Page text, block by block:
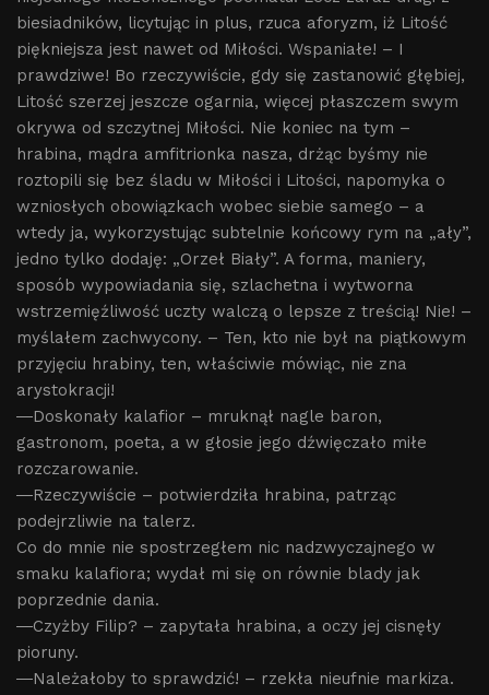
biesiadników, licytując in plus, rzuca aforyzm, iż Litość
piękniejsza jest nawet od Miłości. Wspaniałe! – I
prawdziwe! Bo rzeczywiście, gdy się zastanowić głębiej,
Litość szerzej jeszcze ogarnia, więcej płaszczem swym
okrywa od szczytnej Miłości. Nie koniec na tym –
hrabina, mądra amfitrionka nasza, drżąc byśmy nie
roztopili się bez śladu w Miłości i Litości, napomyka o
wzniosłych obowiązkach wobec siebie samego – a
wtedy ja, wykorzystując subtelnie końcowy rym na „ały”,
jedno tylko dodaję: „Orzeł Biały”. A forma, maniery,
sposób wypowiadania się, szlachetna i wytworna
wstrzemięźliwość uczty walczą o lepsze z treścią! Nie! –
myślałem zachwycony. – Ten, kto nie był na piątkowym
przyjęciu hrabiny, ten, właściwie mówiąc, nie zna
arystokracji!
―Doskonały kalafior – mruknął nagle baron,
gastronom, poeta, a w głosie jego dźwięczało miłe
rozczarowanie.
―Rzeczywiście – potwierdziła hrabina, patrząc
podejrzliwie na talerz.
Co do mnie nie spostrzegłem nic nadzwyczajnego w
smaku kalafiora; wydał mi się on równie blady jak
poprzednie dania.
―Czyżby Filip? – zapytała hrabina, a oczy jej cisnęły
pioruny.
―Należałoby to sprawdzić! – rzekła nieufnie markiza.